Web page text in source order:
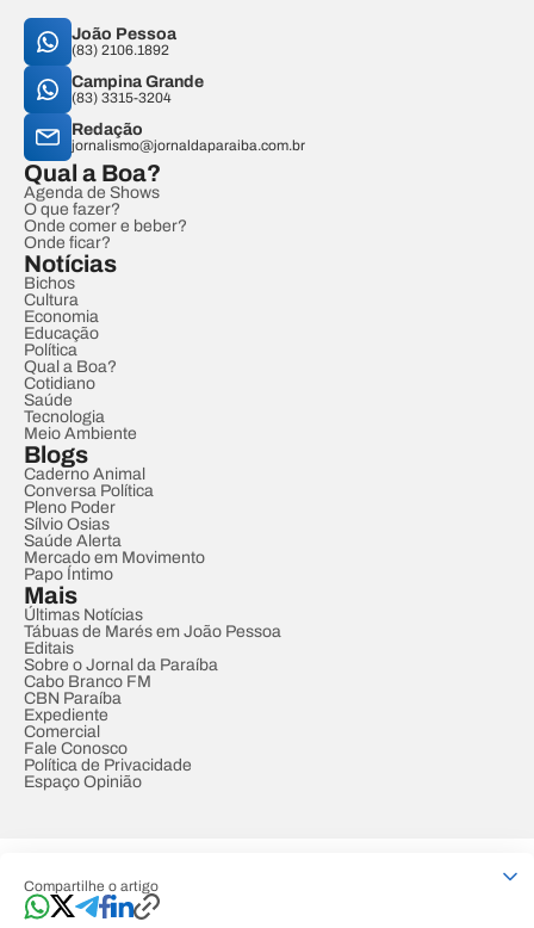
Compartilhe o artigo
João Pessoa
(83) 2106.1892
Campina Grande
(83) 3315-3204
Redação
jornalismo@jornaldaparaiba.com.br
Qual a Boa?
Agenda de Shows
O que fazer?
Onde comer e beber?
Onde ficar?
Notícias
Bichos
Cultura
Economia
Educação
Política
Qual a Boa?
Cotidiano
Saúde
Tecnologia
Meio Ambiente
Blogs
Caderno Animal
Conversa Política
Pleno Poder
Sílvio Osias
Saúde Alerta
Mercado em Movimento
Papo Íntimo
Mais
Últimas Notícias
Tábuas de Marés em João Pessoa
Editais
Sobre o Jornal da Paraíba
Cabo Branco FM
CBN Paraíba
Expediente
Comercial
Fale Conosco
Política de Privacidade
Espaço Opinião
Developed by Designed by